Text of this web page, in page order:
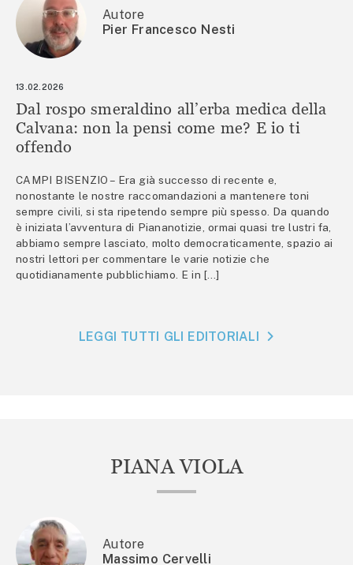
Autore
Pier Francesco Nesti
13.02.2026
Dal rospo smeraldino all’erba medica della
Calvana: non la pensi come me? E io ti
offendo
CAMPI BISENZIO – Era già successo di recente e,
nonostante le nostre raccomandazioni a mantenere toni
sempre civili, si sta ripetendo sempre più spesso. Da quando
è iniziata l’avventura di Piananotizie, ormai quasi tre lustri fa,
abbiamo sempre lasciato, molto democraticamente, spazio ai
nostri lettori per commentare le varie notizie che
quotidianamente pubblichiamo. E in […]
LEGGI TUTTI GLI EDITORIALI
PIANA VIOLA
Autore
Massimo Cervelli